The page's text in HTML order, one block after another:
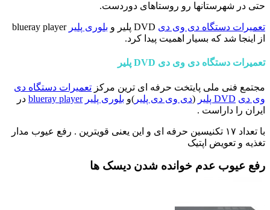
حتی در شهرستانها رو روستاهای دوردست.
تعمیرات دستگاه دی وی دی بلوری پلیر blueray player
از اینجا شد که بسیار اهمیت پیدا کرد.
تعمیرات دستگاه دی وی دی DVD پلیر
مجتمع فنی ملی پایتخت حرفه ای ترین مرکز تعمیرات دستگاه دی
وی دی DVD پلیر (دی وی دی پلیر )و بلوری پلیر blueray player در
ایران را داراست .
با تعداد ۱۷ تکنیسین حرفه ای و این یعنی قویترین . رفع عیوب مدار
تغذیه و تعویض اپتیک
رفع عیوب عدم خوانده شدن دیسک ها